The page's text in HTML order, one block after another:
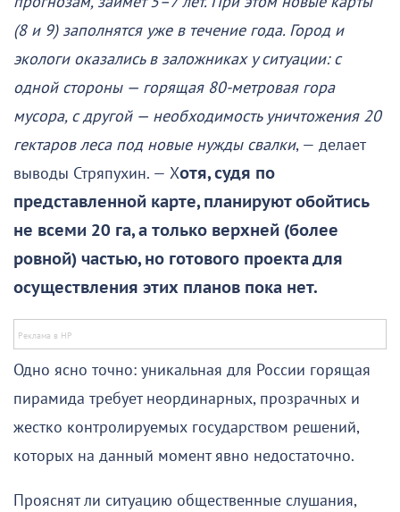
(8 и 9) заполнятся уже в течение года. Город и
экологи оказались в заложниках у ситуации: с
одной стороны — горящая 80-метровая гора
мусора, с другой — необходимость уничтожения 20
гектаров леса под новые нужды свалки, — делает
выводы Стряпухин. — Хотя, судя по
представленной карте, планируют обойтись
не всеми 20 га, а только верхней (более
ровной) частью, но готового проекта для
осуществления этих планов пока нет.
Одно ясно точно: уникальная для России горящая
пирамида требует неординарных, прозрачных и
жестко контролируемых государством решений,
которых на данный момент явно недостаточно.
Прояснят ли ситуацию общественные слушания,